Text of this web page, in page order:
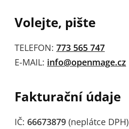
Volejte, pište
TELEFON: 773 565 747
E-MAIL: info@openmage.cz
Fakturační údaje
IČ: 66673879 (neplátce DPH)